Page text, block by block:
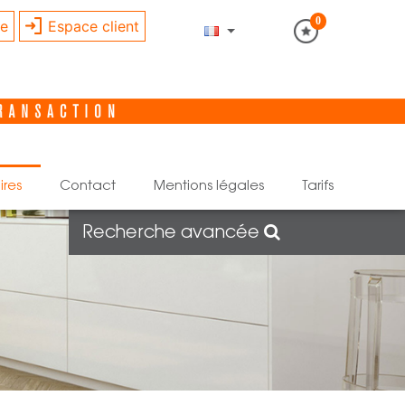
Espace client 0
contact mentions légales tarifs
Recherche avancée